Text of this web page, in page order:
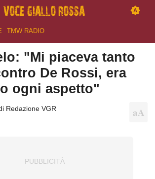
TMW RADIO
"Mi piaceva tanto
De Rossi, era
ogni aspetto"
Redazione VGR